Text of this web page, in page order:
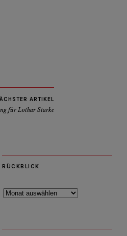
ARTIKEL
für Lothar Starke
RÜCKBLICK
Rückblick